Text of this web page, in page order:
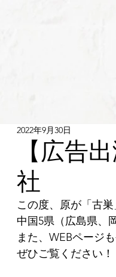
【広告
社
2022年9月30日
この度、原が「古
中国5県（広島県、
また、WEBページ
ぜひご覧ください！